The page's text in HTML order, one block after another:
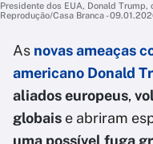
Presidente dos EUA, Donald Trump,
Reprodução/Casa Branca -
As novas ameaças
americano Donald
aliados europeus,
globais e abriram
uma possível fuga